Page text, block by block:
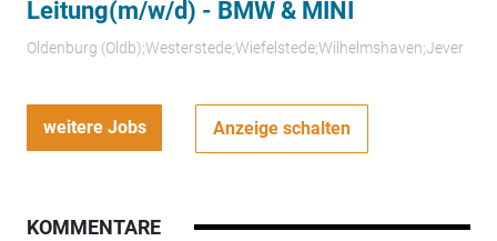
Leitung(m/w/d) - BMW & MINI
Oldenburg (Oldb);Westerstede;Wiefelstede;Wilhelmshaven;Jever
weitere Jobs Anzeige schalten
KOMMENTARE